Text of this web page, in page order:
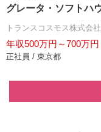
グレータ・ソフトハ
トランスコスモス株式会社
年収500万円～700万円
正社員 / 東京都